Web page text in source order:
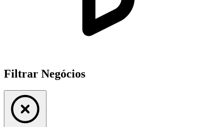
Filtrar Negócios